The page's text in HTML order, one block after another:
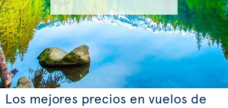
Los mejores precios en vuelos de